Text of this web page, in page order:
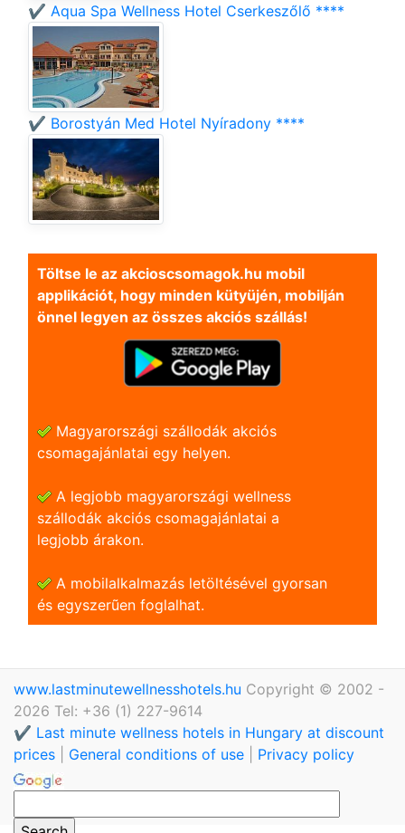
✔️ Aqua Spa Wellness Hotel Cserkeszőlő ****
✔️ Borostyán Med Hotel Nyíradony ****
Töltse le az akcioscsomagok.hu mobil
applikációt, hogy minden kütyüjén, mobilján
önnel legyen az összes akciós szállás!
Magyarországi szállodák akciós
csomagajánlatai egy helyen.
A legjobb magyarországi wellness
szállodák akciós csomagajánlatai a
legjobb árakon.
A mobilalkalmazás letöltésével gyorsan
és egyszerũen foglalhat.
www.lastminutewellnesshotels.hu Copyright © 2002 -
2026 Tel: +36 (1) 227-9614
✔️ Last minute wellness hotels in Hungary at discount
prices
General conditions of use Privacy policy